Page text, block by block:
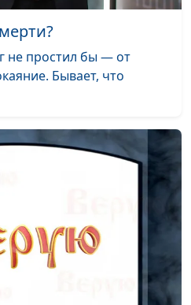
не простил бы — от
Бывает, что